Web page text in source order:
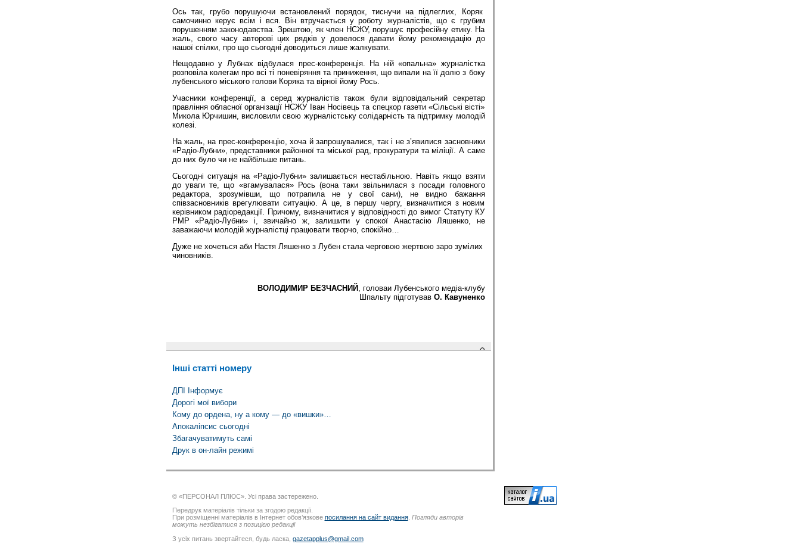
Ось так, грубо порушуючи встановлений порядок, тиснучи на підлеглих, Коряк
самочинно керує всім і вся. Він втручається у роботу журналістів, що є грубим
порушенням законодавства. Зрештою, як член НСЖУ, порушує професійну етику. На
жаль, свого часу авторові цих рядків у довелося давати йому рекомендацію до
нашої спілки, про що сьогодні доводиться лише жалкувати.
Нещодавно у Лубнах відбулася прес-конференція. На ній «опальна» журналістка
розповіла колегам про всі ті поневіряння та приниження, що випали на її долю з боку
лубенського міського голови Коряка та вірної йому Рось.
Учасники конференції, а серед журналістів також були відповідальний секретар
правління обласної організації НСЖУ Іван Носівець та спецкор газети «Сільські вісті»
Микола Юрчишин, висловили свою журналістську солідарність та підтримку молодій
колезі.
На жаль, на прес-конференцію, хоча й запрошувалися, так і не з’явилися засновники
«Радіо-Лубни», представники районної та міської рад, прокуратури та міліції. А саме
до них було чи не найбільше питань.
Сьогодні ситуація на «Радіо-Лубни» залишається нестабільною. Навіть якщо взяти
до уваги те, що «вгамувалася» Рось (вона таки звільнилася з посади головного
редактора, зрозумівши, що потрапила не у свої сани), не видно бажання
співзасновників врегулювати ситуацію. А це, в першу чергу, визначитися з новим
керівником радіоредакції. Причому, визначитися у відповідності до вимог Статуту КУ
РМР «Радіо-Лубни» і, звичайно ж, залишити у спокої Анастасію Ляшенко, не
заважаючи молодій журналістці працювати творчо, спокійно…
Дуже не хочеться аби Настя Ляшенко з Лубен стала черговою жертвою заро зумілих
чиновників.
ВОЛОДИМИР БЕЗЧАСНИЙ , головаи Лубенського медіа-клубу
Шпальту підготував О. Кавуненко
Інші статті номеру
ДПІ Інформує
Дорогі мої вибори
Кому до ордена, ну а кому — до «вишки»…
Апокаліпсис сьогодні
Збагачуватимуть самі
Друк в он-лайн режимі
© «ПЕРСОНАЛ ПЛЮС». Усі права застережено.
Передрук матеріалів тільки за згодою редакції.
При розміщенні матеріалів в Інтернет обов’язкове посилання на сайт видання. Погляди авторів
можуть незбігатися з позицією редакції
З усіх питань звертайтеся, будь ласка, gazetapplus@gmail.com